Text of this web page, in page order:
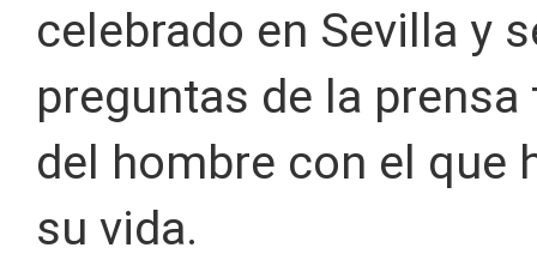
celebrado en Sevilla y
preguntas de la
del hombre con el que
su vida.